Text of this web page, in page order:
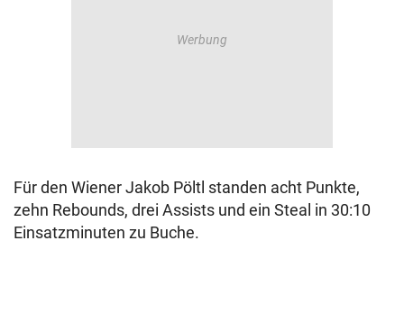
Für den Wiener Jakob Pöltl standen acht Punkte,
zehn Rebounds, drei Assists und ein Steal in 30:10
Einsatzminuten zu Buche.